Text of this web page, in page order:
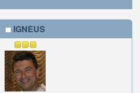
IGNEUS